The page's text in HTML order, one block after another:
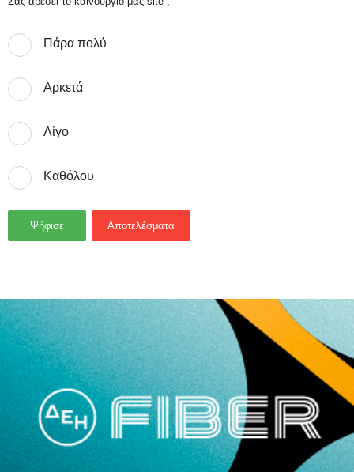
Πάρα πολύ
Αρκετά
Λίγο
Καθόλου
Ψήφισε Αποτελέσματα
- Advertisement -